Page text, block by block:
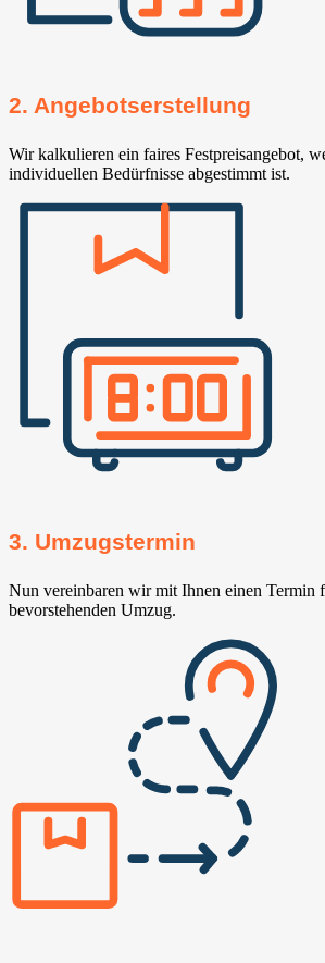
2. Angebotserstellung
Wir kalkulieren ein faires Festpreisangebot,
individuellen Bedürfnisse abgestimmt ist.
3. Umzugstermin
Nun vereinbaren wir mit Ihnen einen Termin
bevorstehenden Umzug.